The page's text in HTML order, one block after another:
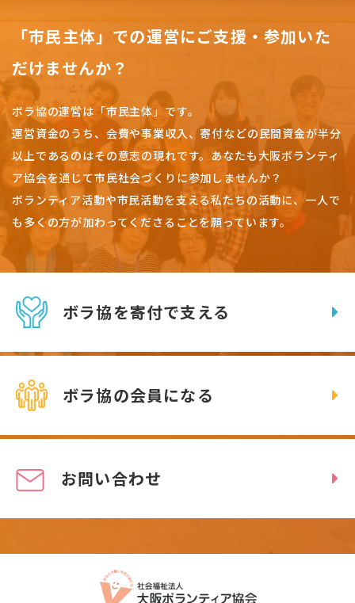
「市民主体」での運営にご支援・参加いた
だけませんか？
ボラ協の運営は「市民主体」です。
運営資金のうち、会費や事業収入、寄付などの民間資金が半分
以上であるのはその意志の現れです。 あなたも大阪ボランティ
ア協会を通じて市民社会づくりに参加しませんか？
ボランティア活動や市民活動を支える私たちの活動に、一人で
も多くの方が加わってくださることを願っています。
ボラ協を寄付で支える
ボラ協の会員になる
お問い合わせ